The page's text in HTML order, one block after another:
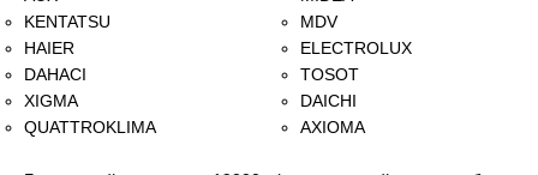
KENTATSU
HAIER
DAHACI
XIGMA
QUATTROKLIMA
MDV
ELECTROLUX
TOSOT
DAICHI
AXIOMA